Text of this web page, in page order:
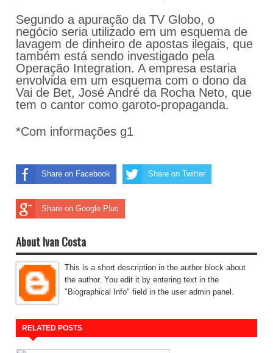
Segundo a apuração da TV Globo, o
negócio seria utilizado em um esquema de
lavagem de dinheiro de apostas ilegais, que
também está sendo investigado pela
Operação Integration. A empresa estaria
envolvida em um esquema com o dono da
Vai de Bet, José André da Rocha Neto, que
tem o cantor como garoto-propaganda.
*Com informações g1
Share on Facebook Share on Twitter
Share on Google Plus
About Ivan Costa
This is a short description in the author block about
the author. You edit it by entering text in the
"Biographical Info" field in the user admin panel.
RELATED POSTS